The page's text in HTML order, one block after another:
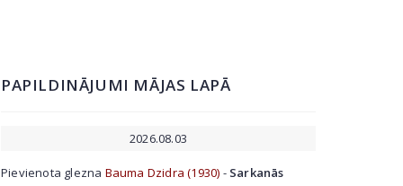
PAPILDINĀJUMI MĀJAS LAPĀ
2026.08.03
Pievienota glezna Bauma Dzidra (1930) - Sarkanās